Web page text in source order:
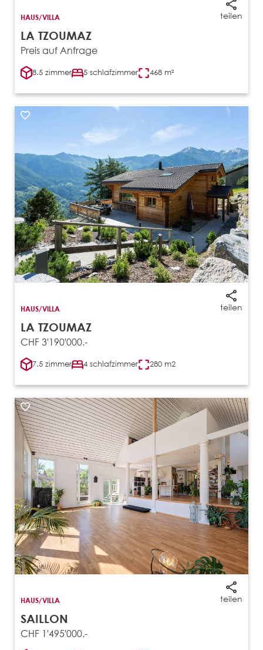
teilen
HAUS/VILLA
LA TZOUMAZ
Preis auf Anfrage
8.5 zimmer 5 schlafzimmer 468 m²
teilen
HAUS/VILLA
LA TZOUMAZ
CHF 3'190'000.-
7.5 zimmer 4 schlafzimmer 280 m2
teilen
HAUS/VILLA
SAILLON
CHF 1'495'000.-